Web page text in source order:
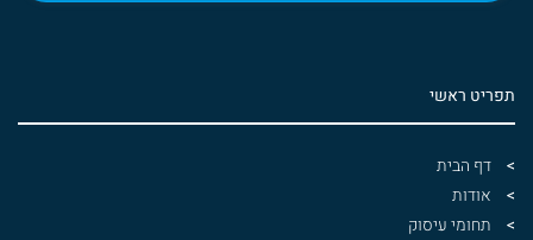
תפריט ראשי
דף הבית
אודות
תחומי עיסוק